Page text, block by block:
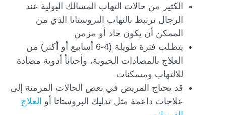
الكثير من حالات التهاب المسالك البولية عند
الرجال ترتبط بالتهاب البروستاتا الذي من
الممكن أن يكون حاد أو مزمن
يتطلب فترة طويلة (4-6 أسابيع أو أكثر) من
العلاج بالمضادات الحيوية، وأحياناً أدوية مضادة
للالتهاب ومسكنات
قد يحتاج المريض في بعض الحالات المزمنة إلى
علاجات داعمة مثل تدليك البروستاتا أو العلاج